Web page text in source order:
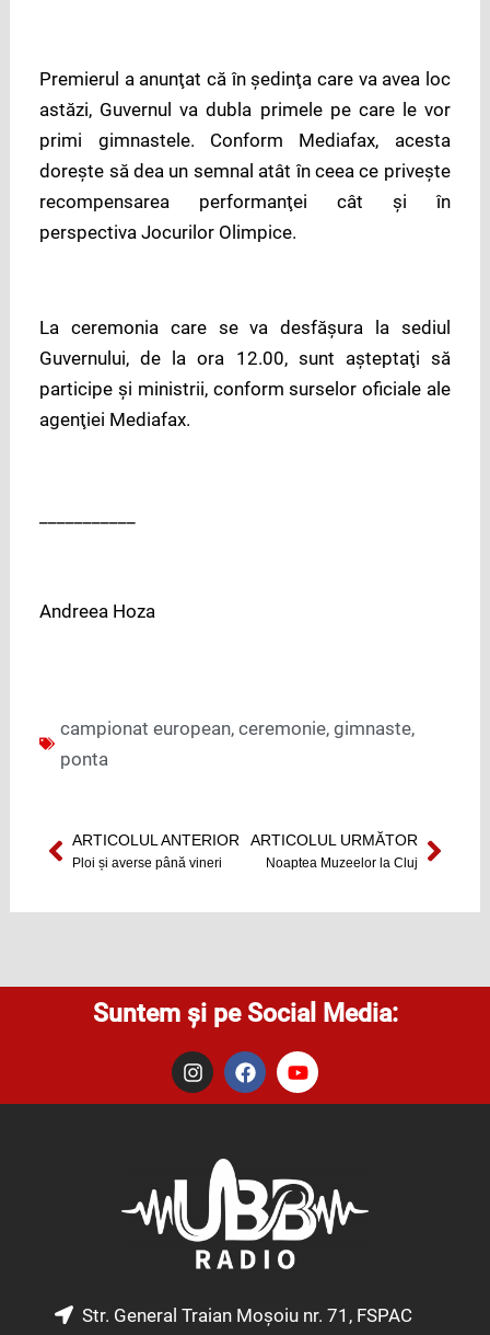
Premierul a anunţat că în şedinţa care va avea loc
astăzi, Guvernul va dubla primele pe care le vor
primi gimnastele. Conform Mediafax, acesta
doreşte să dea un semnal atât în ceea ce priveşte
recompensarea performanţei cât şi în
perspectiva Jocurilor Olimpice.
La ceremonia care se va desfăşura la sediul
Guvernului, de la ora 12.00, sunt aşteptaţi să
participe şi ministrii, conform surselor oficiale ale
agenţiei Mediafax.
Andreea Hoza
campionat european,ceremonie,gimnaste,
ponta
Prev
ARTICOLUL ANTERIOR
Ploi și averse până vineri
ARTICOLUL URMĂTOR
Noaptea Muzeelor la ClujNext
Suntem și pe Social Media:
I
n
s
m
F
a
c
o
k
Y
o
u
e
Str. General Traian Moșoiu nr. 71, FSPAC